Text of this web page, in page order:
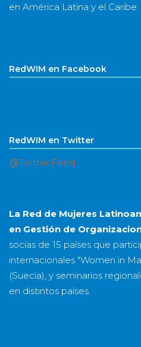
en América Latina y el Caribe.
RedWIM en Facebook
RedWIM en Twitter
@Twitter Feed
La Red de Mujeres
en Gestión de
socias de 15 países que
internacionales "Women in
(Suecia), y seminarios
en distintos países.